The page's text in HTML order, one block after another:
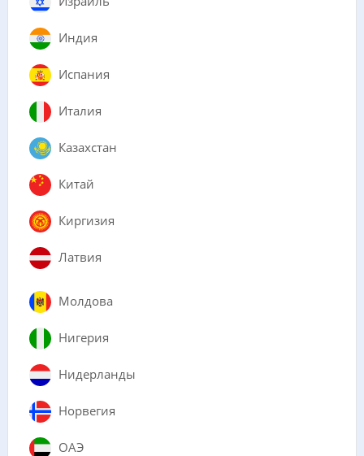
Индия
Испания
Италия
Казахстан
Китай
Киргизия
Латвия
Молдова
Нигерия
Нидерланды
Норвегия
ОАЭ